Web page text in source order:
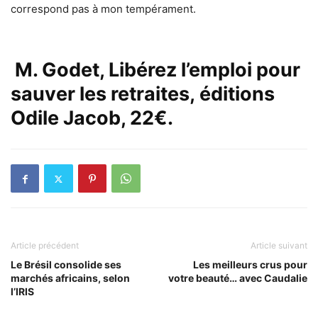
correspond pas à mon tempérament.
M. Godet, Libérez l’emploi pour
sauver les retraites, éditions
Odile Jacob, 22€.
Article précédent
Le Brésil consolide ses
marchés africains, selon
l’IRIS
Article suivant
Les meilleurs crus pour
votre beauté… avec Caudalie